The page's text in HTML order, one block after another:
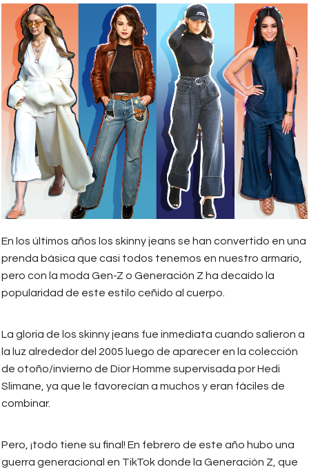
En los últimos años los skinny jeans se han convertido en una
prenda básica que casi todos tenemos en nuestro armario,
pero con la moda Gen-Z o Generación Z ha decaído la
popularidad de este estilo ceñido al cuerpo.
La gloria de los skinny jeans fue inmediata cuando salieron a
la luz alrededor del 2005 luego de aparecer en la colección
de otoño/invierno de Dior Homme supervisada por Hedi
Slimane, ya que le favorecían a muchos y eran fáciles de
combinar.
Pero, ¡todo tiene su final! En febrero de este año hubo una
guerra generacional en TikTok donde la Generación Z, que